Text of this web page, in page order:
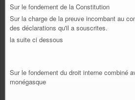
Sur le fondement de la Constitution
Sur la charge de la preuve incombant au
des déclarations qu'il a souscrites.
la suite ci dessous
Sur le fondement du droit interne combiné
monégasque